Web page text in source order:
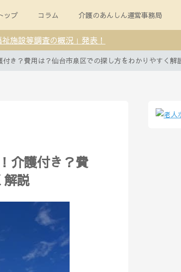
ップ コラム 介護のあんしん運営事務局
施設等調査の概況」発表！
き？費用は？仙台市泉区での探し方をわかりやすく解
介護付き？費
解説